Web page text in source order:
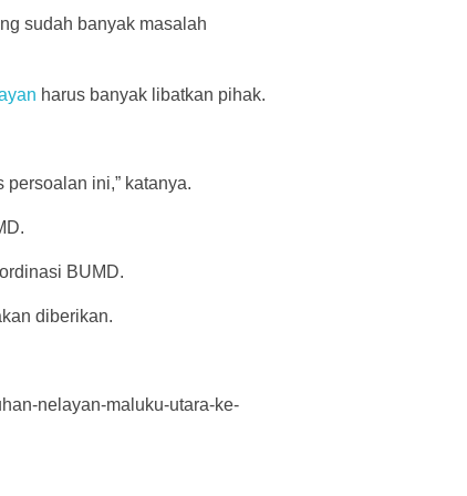
sudah banyak masalah
harus banyak libatkan pihak.
ini,” katanya.
BUMD.
diberikan.
nelayan-maluku-utara-ke-